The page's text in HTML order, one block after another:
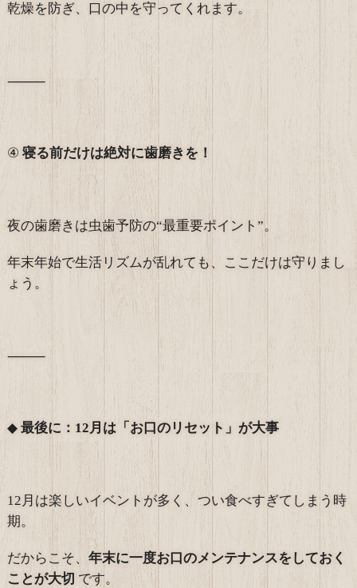
乾燥を防ぎ、口の中を守ってくれます。
⸻
④ 寝る前だけは絶対に歯磨きを！
夜の歯磨きは虫歯予防の“最重要ポイント”。
年末年始で生活リズムが乱れても、ここだけは守りまし
ょう。
⸻
◆最後に：12月は「お口のリセット」が大事
12月は楽しいイベントが多く、つい食べすぎてしまう時
期。
だからこそ、 年末に一度お口のメンテナンスをしておく
ことが大切 です。